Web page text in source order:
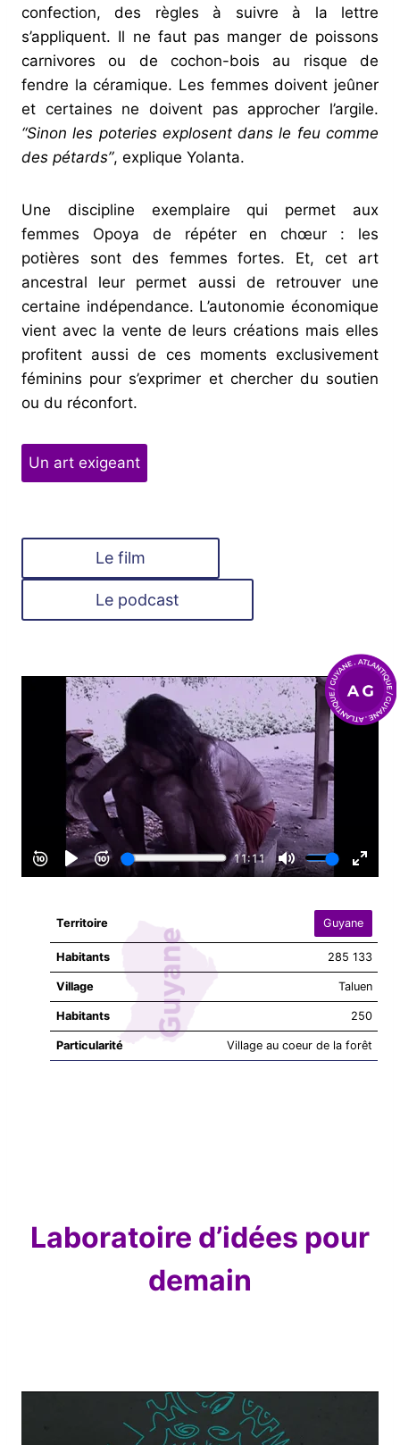
confection, des règles à suivre à la lettre
s’appliquent. Il ne faut pas manger de poissons
carnivores ou de cochon-bois au risque de
fendre la céramique. Les femmes doivent jeûner
et certaines ne doivent pas approcher l’argile.
“Sinon les poteries explosent dans le feu comme
des pétards”, explique Yolanta.
Une discipline exemplaire qui permet aux
femmes Opoya de répéter en chœur : les
potières sont des femmes fortes. Et, cet art
ancestral leur permet aussi de retrouver une
certaine indépendance. L’autonomie économique
vient avec la vente de leurs créations mais elles
profitent aussi de ces moments exclusivement
féminins pour s’exprimer et chercher du soutien
ou du réconfort.
Un art exigeant
Le film
Le podcast
Territoire Guyane
Habitants 285 133
Village Taluen
Habitants 250
Particularité Village au coeur de la forêt
Laboratoire d’idées pour
demain